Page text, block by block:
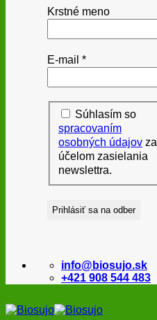
Krstné meno
E-mail *
Súhlasím so
spracovaním
osobných údajov za
účelom zasielania
newslettra.
info@biosujo.sk
+421 908 544 483